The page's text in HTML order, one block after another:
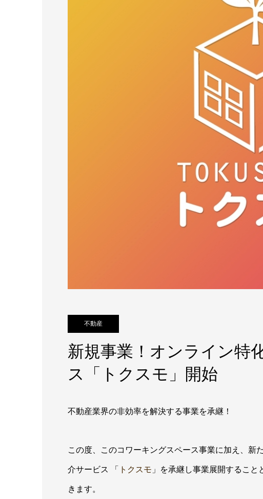
不動産
新規事業！オンライン特
ス「トクスモ」開始
不動産業界の非効率を解決する事業を承継！
この度、このコワーキングスペース事業に加え、新
介サービス 「 トクスモ 」を承継し事業展開するこ
きます。